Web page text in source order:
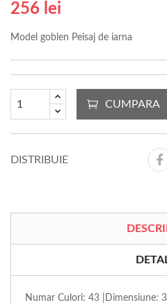
256 lei
Model goblen Peisaj de iarna
CUMPARA
DISTRIBUIE
Numar Culori: 43 |Dimensiune: